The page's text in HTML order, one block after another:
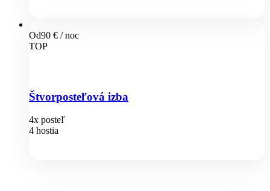
Od90 € / noc
TOP
Štvorposteľová izba
4x posteľ
4 hostia